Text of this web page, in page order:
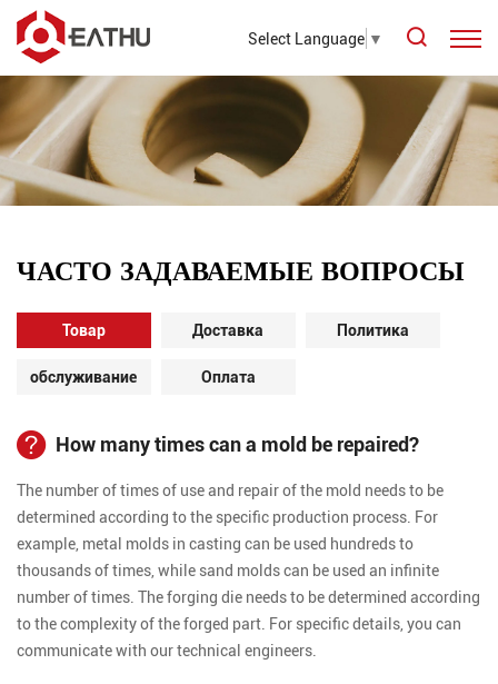
Select Language ▼
ЧАСТО ЗАДАВАЕМЫЕ ВОПРОСЫ
Товар Доставка Политика
обслуживание Оплата
How many times can a mold be repaired?
The number of times of use and repair of the mold needs to be
determined according to the specific production process. For
example, metal molds in casting can be used hundreds to
thousands of times, while sand molds can be used an infinite
number of times. The forging die needs to be determined according
to the complexity of the forged part. For specific details, you can
communicate with our technical engineers.